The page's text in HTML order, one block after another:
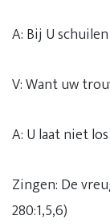
A: Bij U
V: Want uw
A: U laat niet
Zingen: De
280:1,5,6)